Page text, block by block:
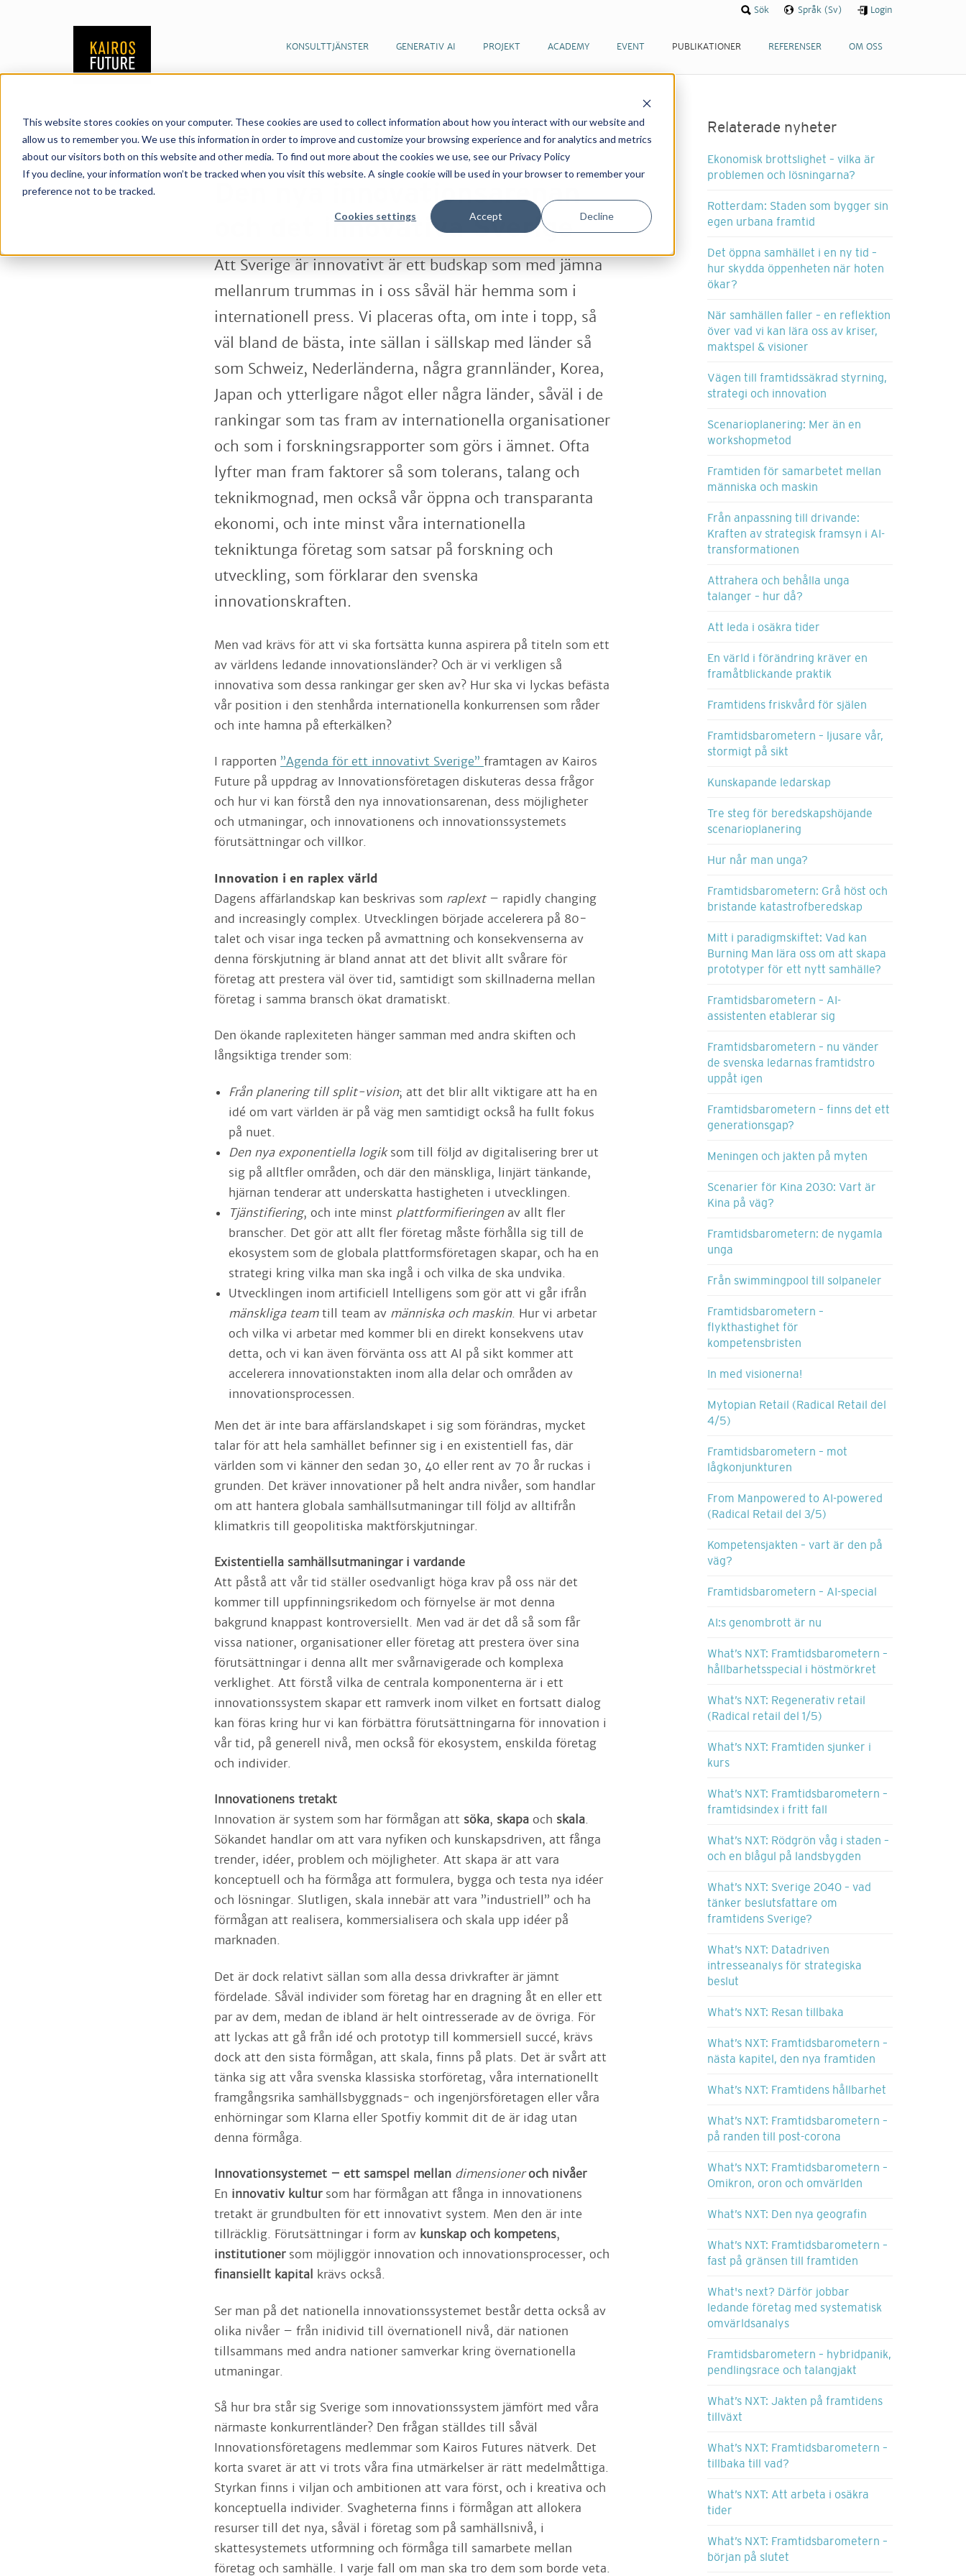
This website stores cookies on your computer. These cookies are used to collect information about how you interact with our website and
allow us to remember you. We use this information in order to improve and customize your browsing experience and for analytics and metrics
about our visitors both on this website and other media. To find out more about the cookies we use, see our Privacy Policy
If you decline, your information won’t be tracked when you visit this website. A single cookie will be used in your browser to remember your
preference not to be tracked.
Cookies settings Accept Decline
KONSULTTJÄNSTER GENERATIV AI PROJEKT ACADEMY EVENT PUBLIKATIONER REFERENSER OM OSS
Sök Språk (Sv) Login
Publikationer Nyheter & artiklar
Den nya innovationsarenan och det
innovativa Sverige
Den nya innovationsarenan
och det innovativa Sverige
Att Sverige är innovativt är ett budskap som med jämna
mellanrum trummas in i oss såväl här hemma som i
internationell press. Vi placeras ofta, om inte i topp, så
väl bland de bästa, inte sällan i sällskap med länder så
som Schweiz, Nederländerna, några grannländer, Korea,
Japan och ytterligare något eller några länder, såväl i de
rankingar som tas fram av internationella organisationer
och som i forskningsrapporter som görs i ämnet. Ofta
lyfter man fram faktorer så som tolerans, talang och
teknikmognad, men också vår öppna och transparanta
ekonomi, och inte minst våra internationella
tekniktunga företag som satsar på forskning och
utveckling, som förklarar den svenska
innovationskraften.
Men vad krävs för att vi ska fortsätta kunna aspirera på titeln som ett
av världens ledande innovationsländer? Och är vi verkligen så
innovativa som dessa rankingar ger sken av? Hur ska vi lyckas befästa
vår position i den stenhårda internationella konkurrensen som råder
och inte hamna på efterkälken?
I rapporten ”Agenda för ett innovativt Sverige” framtagen av Kairos
Future på uppdrag av Innovationsföretagen diskuteras dessa frågor
och hur vi kan förstå den nya innovationsarenan, dess möjligheter
och utmaningar, och innovationens och innovationssystemets
förutsättningar och villkor.
Innovation i en raplex värld
Dagens affärlandskap kan beskrivas som raplext – rapidly changing
and increasingly complex. Utvecklingen började accelerera på 80-
talet och visar inga tecken på avmattning och konsekvenserna av
denna förskjutning är bland annat att det blivit allt svårare för
företag att prestera väl över tid, samtidigt som skillnaderna mellan
företag i samma bransch ökat dramatiskt.
Den ökande raplexiteten hänger samman med andra skiften och
långsiktiga trender som:
Från planering till split-vision; att det blir allt viktigare att ha en
idé om vart världen är på väg men samtidigt också ha fullt fokus
på nuet.
Den nya exponentiella logiksom till följd av digitalisering brer ut
sig på alltfler områden, och där den mänskliga, linjärt tänkande,
hjärnan tenderar att underskatta hastigheten i utvecklingen.
Tjänstifiering, och inte minst plattformifieringenav allt fler
branscher. Det gör att allt fler företag måste förhålla sig till de
ekosystem som de globala plattformsföretagen skapar, och ha en
strategi kring vilka man ska ingå i och vilka de ska undvika.
Utvecklingen inom artificiell Intelligens som gör att vi går ifrån
mänskliga teamtill team av människa och maskin. Hur vi arbetar
och vilka vi arbetar med kommer bli en direkt konsekvens utav
detta, och vi kan även förvänta oss att AI på sikt kommer att
accelerera innovationstakten inom alla delar och områden av
innovationsprocessen.
Men det är inte bara affärslandskapet i sig som förändras, mycket
talar för att hela samhället befinner sig i en existentiell fas, där
världen som vi känner den sedan 30, 40 eller rent av 70 år ruckas i
grunden. Det kräver innovationer på helt andra nivåer, som handlar
om att hantera globala samhällsutmaningar till följd av alltifrån
klimatkris till geopolitiska maktförskjutningar.
Existentiella samhällsutmaningar i vardande
Att påstå att vår tid ställer osedvanligt höga krav på oss när det
kommer till uppfinningsrikedom och förnyelse är mot denna
bakgrund knappast kontroversiellt. Men vad är det då så som får
vissa nationer, organisationer eller företag att prestera över sina
förutsättningar i denna allt mer svårnavigerade och komplexa
verklighet. Att förstå vilka de centrala komponenterna är i ett
innovationssystem skapar ett ramverk inom vilket en fortsatt dialog
kan föras kring hur vi kan förbättra förutsättningarna för innovation i
vår tid, på generell nivå, men också för ekosystem, enskilda företag
och individer.
Innovationens tretakt
Innovation är system som har förmågan att söka, skapa och skala.
Sökandet handlar om att vara nyfiken och kunskapsdriven, att fånga
trender, idéer, problem och möjligheter. Att skapa är att vara
konceptuell och ha förmåga att formulera, bygga och testa nya idéer
och lösningar. Slutligen, skala innebär att vara ”industriell” och ha
förmågan att realisera, kommersialisera och skala upp idéer på
marknaden.
Det är dock relativt sällan som alla dessa drivkrafter är jämnt
fördelade. Såväl individer som företag har en dragning åt en eller ett
par av dem, medan de ibland är helt ointresserade av de övriga. För
att lyckas att gå från idé och prototyp till kommersiell succé, krävs
dock att den sista förmågan, att skala, finns på plats. Det är svårt att
tänka sig att våra svenska klassiska storföretag, våra internationellt
framgångsrika samhällsbyggnads- och ingenjörsföretagen eller våra
enhörningar som Klarna eller Spotfiy kommit dit de är idag utan
denna förmåga.
Innovationsystemet – ett samspel mellan dimensioneroch nivåer
En innovativ kultursom har förmågan att fånga in innovationens
tretakt är grundbulten för ett innovativt system. Men den är inte
tillräcklig. Förutsättningar i form av kunskap och kompetens,
institutionersom möjliggör innovation och innovationsprocesser, och
finansiellt kapital krävs också.
Ser man på det nationella innovationssystemet består detta också av
olika nivåer – från inidivid till övernationell nivå, där nationen
tillsammans med andra nationer samverkar kring övernationella
utmaningar.
Så hur bra står sig Sverige som innovationssystem jämfört med våra
närmaste konkurrentländer? Den frågan ställdes till såväl
Innovationsföretagens medlemmar som Kairos Futures nätverk. Det
korta svaret är att vi trots våra fina utmärkelser är rätt medelmåttiga.
Styrkan finns i viljan och ambitionen att vara först, och i kreativa och
konceptuella individer. Svagheterna finns i förmågan att allokera
resurser till det nya, såväl i företag som på samhällsnivå, i
skattesystemets utformning och förmåga till samarbete mellan
företag och samhälle. I varje fall om man ska tro dem som borde veta.
24/09/2019 Relaterade nyheter
Ekonomisk brottslighet – vilka är
problemen och lösningarna?
Rotterdam: Staden som bygger sin
egen urbana framtid
Det öppna samhället i en ny tid –
hur skydda öppenheten när hoten
ökar?
När samhällen faller – en reflektion
över vad vi kan lära oss av kriser,
maktspel & visioner
Vägen till framtidssäkrad styrning,
strategi och innovation
Scenarioplanering: Mer än en
workshopmetod
Framtiden för samarbetet mellan
människa och maskin
Från anpassning till drivande:
Kraften av strategisk framsyn i AI-
transformationen
Attrahera och behålla unga
talanger – hur då?
Att leda i osäkra tider
En värld i förändring kräver en
framåtblickande praktik
Framtidens friskvård för själen
Framtidsbarometern – ljusare vår,
stormigt på sikt
Kunskapande ledarskap
Tre steg för beredskapshöjande
scenarioplanering
Hur når man unga?
Framtidsbarometern: Grå höst och
bristande katastrofberedskap
Mitt i paradigmskiftet: Vad kan
Burning Man lära oss om att skapa
prototyper för ett nytt samhälle?
Framtidsbarometern – AI-
assistenten etablerar sig
Framtidsbarometern – nu vänder
de svenska ledarnas framtidstro
uppåt igen
Framtidsbarometern – finns det ett
generationsgap?
Meningen och jakten på myten
Scenarier för Kina 2030: Vart är
Kina på väg?
Framtidsbarometern: de nygamla
unga
Från swimmingpool till solpaneler
Framtidsbarometern –
flykthastighet för
kompetensbristen
In med visionerna!
Mytopian Retail (Radical Retail del
4/5)
Framtidsbarometern – mot
lågkonjunkturen
From Manpowered to AI-powered
(Radical Retail del 3/5)
Kompetensjakten – vart är den på
väg?
Framtidsbarometern – AI-special
AI:s genombrott är nu
What’s NXT: Framtidsbarometern –
hållbarhetsspecial i höstmörkret
What’s NXT: Regenerativ retail
(Radical retail del 1/5)
What’s NXT: Framtiden sjunker i
kurs
What’s NXT: Framtidsbarometern –
framtidsindex i fritt fall
What’s NXT: Rödgrön våg i staden –
och en blågul på landsbygden
What’s NXT: Sverige 2040 – vad
tänker beslutsfattare om
framtidens Sverige?
What’s NXT: Datadriven
intresseanalys för strategiska
beslut
What’s NXT: Resan tillbaka
What’s NXT: Framtidsbarometern –
nästa kapitel, den nya framtiden
What’s NXT: Framtidens hållbarhet
What’s NXT: Framtidsbarometern –
på randen till post-corona
What’s NXT: Framtidsbarometern –
Omikron, oron och omvärlden
What’s NXT: Den nya geografin
What’s NXT: Framtidsbarometern –
fast på gränsen till framtiden
What's next? Därför jobbar
ledande företag med systematisk
omvärldsanalys
Framtidsbarometern – hybridpanik,
pendlingsrace och talangjakt
What’s NXT: Jakten på framtidens
tillväxt
What’s NXT: Framtidsbarometern –
tillbaka till vad?
What’s NXT: Att arbeta i osäkra
tider
What’s NXT: Framtidsbarometern –
början på slutet